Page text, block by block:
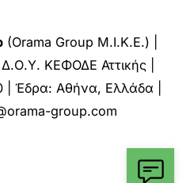
(Orama Group Μ.Ι.Κ.Ε.) |
ΚΕΦΟΔΕ Αττικής |
Έδρα: Αθήνα, Ελλάδα |
group.com